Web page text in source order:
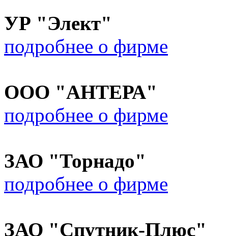
УР "Элект"
подробнее о фирме
ООО "АНТЕРА"
подробнее о фирме
ЗАО "Торнадо"
подробнее о фирме
ЗАО "Спутник-Плюс"